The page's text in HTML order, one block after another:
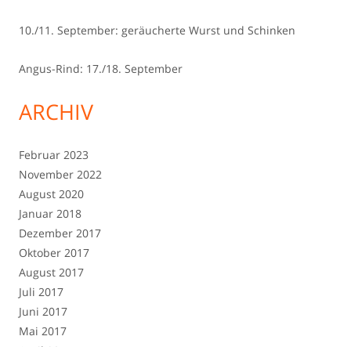
10./11. September: geräucherte Wurst und Schinken
Angus-Rind: 17./18. September
ARCHIV
Februar 2023
November 2022
August 2020
Januar 2018
Dezember 2017
Oktober 2017
August 2017
Juli 2017
Juni 2017
Mai 2017